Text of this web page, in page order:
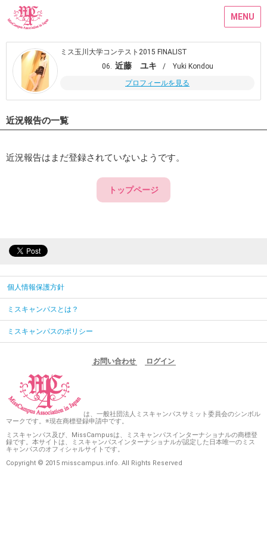
MENU
ミス玉川大学コンテスト2015 FINALIST
06. 近藤 ユキ
/ Yuki Kondou
プロフィールを見る
近況報告の一覧
近況報告はまだ登録されていないようです。
トップページ
個人情報保護方針
ミスキャンパスとは？
ミスキャンパスのポリシー
お問い合わせ ログイン
は、一般社団法人ミスキャンパスサミット委員会のシンボル
マークです。※現在商標登録申請中です。
ミスキャンパス及び、MissCampusは、ミスキャンパスインターナショナルの商標登
録です。本サイトは、ミスキャンパスインターナショナルが認定した日本唯一のミス
キャンパスのオフィシャルサイトです。
Copyright © 2015 misscampus.info. All Rights Reserved